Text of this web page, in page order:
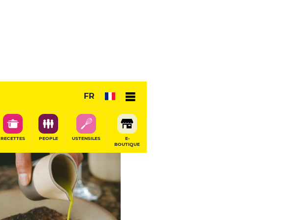
FR
RECETTES PEOPLE USTENSILES
E-
BOUTIQUE
RÉSERVER